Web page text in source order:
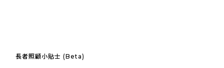
長者照顧小貼士 (Beta)